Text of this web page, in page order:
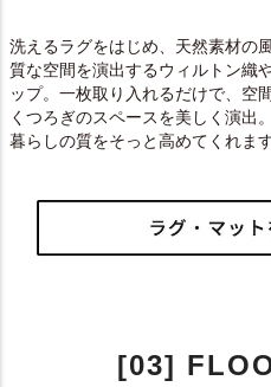
洗えるラグをはじめ、天然素材の
質な空間を演出するウィルトン織
ップ。一枚取り入れるだけで、空
くつろぎのスペースを美しく演出
暮らしの質をそっと高めてくれます
[03]